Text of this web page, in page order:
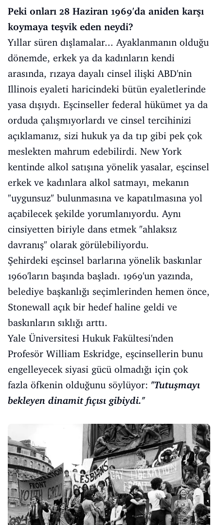
Peki onları 28 Haziran 1969'da aniden karşı
koymaya teşvik eden neydi?
Yıllar süren dışlamalar... Ayaklanmanın olduğu
dönemde, erkek ya da kadınların kendi
arasında, rızaya dayalı cinsel ilişki ABD'nin
Illinois eyaleti haricindeki bütün eyaletlerinde
yasa dışıydı. Eşcinseller federal hükümet ya da
orduda çalışmıyorlardı ve cinsel tercihinizi
açıklamanız, sizi hukuk ya da tıp gibi pek çok
meslekten mahrum edebilirdi. New York
kentinde alkol satışına yönelik yasalar, eşcinsel
erkek ve kadınlara alkol satmayı, mekanın
"uygunsuz" bulunmasına ve kapatılmasına yol
açabilecek şekilde yorumlanıyordu. Aynı
cinsiyetten biriyle dans etmek "ahlaksız
davranış" olarak görülebiliyordu.
Şehirdeki eşcinsel barlarına yönelik baskınlar
1960'ların başında başladı. 1969'un yazında,
belediye başkanlığı seçimlerinden hemen önce,
Stonewall açık bir hedef haline geldi ve
baskınların sıklığı arttı.
Yale Üniversitesi Hukuk Fakültesi'nden
Profesör William Eskridge, eşcinsellerin bunu
engelleyecek siyasi gücü olmadığı için çok
fazla öfkenin olduğunu söylüyor: "Tutuşmayı
bekleyen dinamit fıçısı gibiydi."